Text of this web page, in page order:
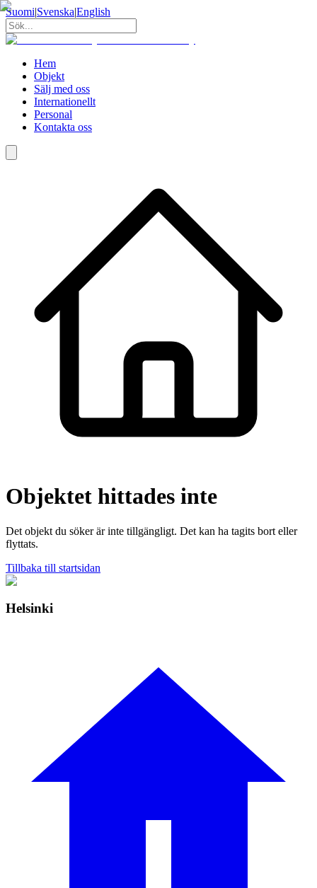
Suomi|Svenska|English
Hem
Objekt
Sälj med oss
Internationellt
Personal
Kontakta oss
Objektet hittades inte
Det objekt du söker är inte tillgängligt. Det kan ha tagits bort eller
flyttats.
Tillbaka till startsidan
Helsinki